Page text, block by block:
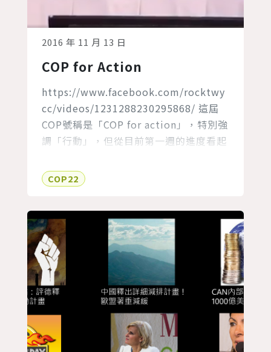
2016 年 11 月 13 日
COP for Action
https://www.facebook.com/rocktwy
cc/videos/1231288230295868/ 這屆
COP號稱是「COP for action」，特別強
調「行動」，但從目前第一週的進度看起
夠積極。 因此YOUNGO (UNFCCC下的
青年NGO團體) 才召開這次的記者會，由
於第一週COP的進度和面臨的問...
COP22